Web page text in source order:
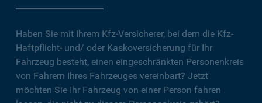
Haben Sie mit Ihrem Kfz-Versicherer, bei dem die Kfz-
Haftpflicht- und/ oder Kaskoversicherung für Ihr
Fahrzeug besteht, einen eingeschränkten Personenkreis
von Fahrern Ihres Fahrzeuges vereinbart? Jetzt
möchten Sie Ihr Fahrzeug von einer Person fahren